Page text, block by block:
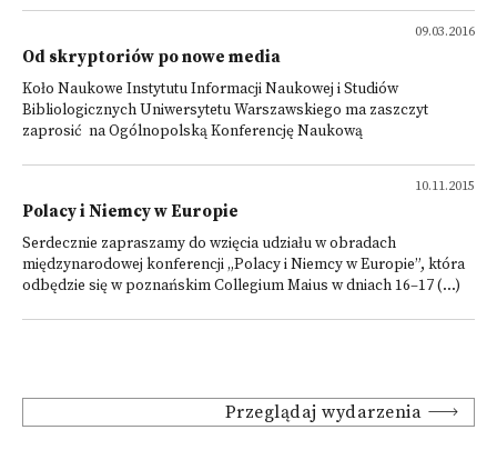
09.03.2016
Od skryptoriów po nowe media
Koło Naukowe Instytutu Informacji Naukowej i Studiów
Bibliologicznych Uniwersytetu Warszawskiego ma zaszczyt
zaprosić na Ogólnopolską Konferencję Naukową
10.11.2015
Polacy i Niemcy w Europie
Serdecznie zapraszamy do wzięcia udziału w obradach
międzynarodowej konferencji „Polacy i Niemcy w Europie”, która
odbędzie się w poznańskim Collegium Maius w dniach 16–17 (...)
Przeglądaj wydarzenia